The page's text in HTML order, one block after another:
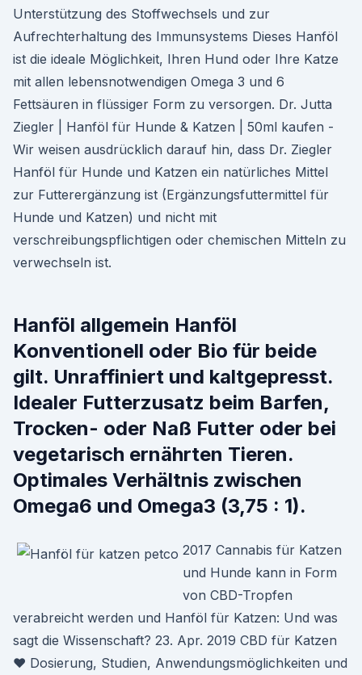
Unterstützung des Stoffwechsels und zur
Aufrechterhaltung des Immunsystems Dieses Hanföl
ist die ideale Möglichkeit, Ihren Hund oder Ihre Katze
mit allen lebensnotwendigen Omega 3 und 6
Fettsäuren in flüssiger Form zu versorgen. Dr. Jutta
Ziegler | Hanföl für Hunde & Katzen | 50ml kaufen -
Wir weisen ausdrücklich darauf hin, dass Dr. Ziegler
Hanföl für Hunde und Katzen ein natürliches Mittel
zur Futterergänzung ist (Ergänzungsfuttermittel für
Hunde und Katzen) und nicht mit
verschreibungspflichtigen oder chemischen Mitteln zu
verwechseln ist.
Hanföl allgemein Hanföl
Konventionell oder Bio für beide
gilt. Unraffiniert und kaltgepresst.
Idealer Futterzusatz beim Barfen,
Trocken- oder Naß Futter oder bei
vegetarisch ernährten Tieren.
Optimales Verhältnis zwischen
Omega6 und Omega3 (3,75 : 1).
2017 Cannabis für Katzen
und Hunde kann in Form
von CBD-Tropfen
verabreicht werden und Hanföl für Katzen: Und was
sagt die Wissenschaft? 23. Apr. 2019 CBD für Katzen
❤ Dosierung, Studien, Anwendungsmöglichkeiten und